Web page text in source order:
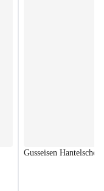
Gusseisen